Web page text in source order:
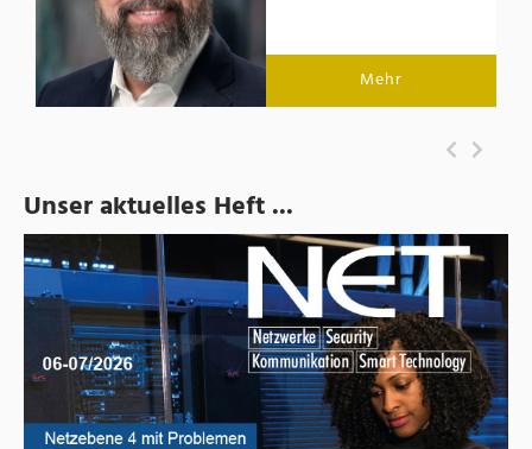
Mehr
Unser aktuelles Heft ...